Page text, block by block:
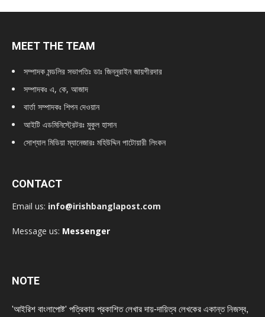
MEET THE TEAM
সম্পাদক মন্ডলির সভাপতিঃ ডাঃ জিন্নুরাইন জায়গীরদার
সম্পাদকঃ এ, কে, আজাদ
বার্তা সম্পাদকঃ শিপন দেওয়ান
আইটি এডমিনিস্ট্রেটরঃ মুকুল হাসান
সোশ্যাল মিডিয়া ম্যানেজারঃ মহিউদ্দিন পাটোয়ারী লিংকন
CONTACT
Email us: info@irishbanglapost.com
Message us: Messenger
NOTE
'আইরিশ বাংলাপোষ্ট' পত্রিকায় প্রকাশিত লেখার দায়-দায়িত্ব লেখকের একান্ত নিজস্ব,